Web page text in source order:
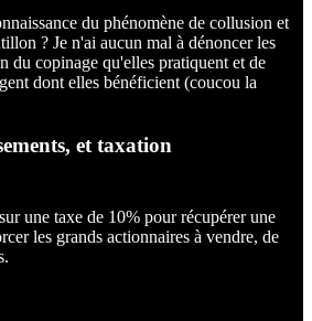
du phénomène de collusion et
? Je n'ai aucun mal à dénoncer les
du copinage qu'elles pratiquent et de
dont elles bénéficient (coucou la
et taxation
une taxe de 10% pour récupérer une
les grands actionnaires à vendre, de